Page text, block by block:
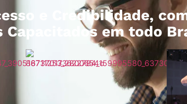
e Credibilidade,
Capacitados em todo